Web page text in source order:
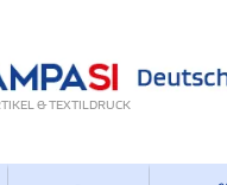
& TEXTILDRUCK